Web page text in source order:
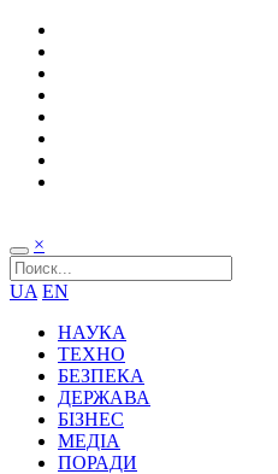
×
UA EN
НАУКА
ТЕХНО
БЕЗПЕКА
ДЕРЖАВА
БІЗНЕС
МЕДІА
ПОРАДИ